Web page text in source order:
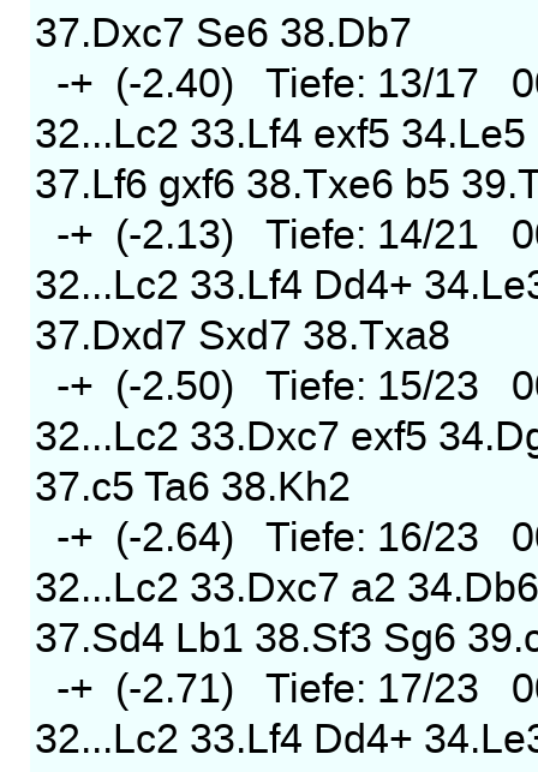
37.Dxc7 Se6 38.Db7
-+ (-2.40) Tiefe: 13/17
32...Lc2 33.Lf4 exf5
37.Lf6 gxf6 38.Txe6 b5
-+ (-2.13) Tiefe: 14/21
32...Lc2 33.Lf4 Dd4+
37.Dxd7 Sxd7 38.Txa8
-+ (-2.50) Tiefe: 15/23
32...Lc2 33.Dxc7 exf5
37.c5 Ta6 38.Kh2
-+ (-2.64) Tiefe: 16/23
32...Lc2 33.Dxc7 a2
37.Sd4 Lb1 38.Sf3 Sg6
-+ (-2.71) Tiefe: 17/23
32...Lc2 33.Lf4 Dd4+